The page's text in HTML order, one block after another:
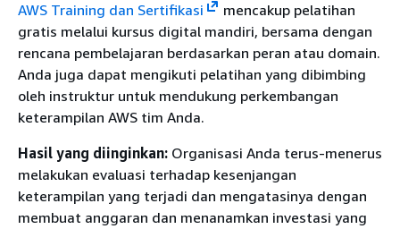
AWS Training dan Sertifikasi
mencakup pelatihan
gratis melalui kursus digital mandiri, bersama dengan
rencana pembelajaran berdasarkan peran atau domain.
Anda juga dapat mengikuti pelatihan yang dibimbing
oleh instruktur untuk mendukung perkembangan
keterampilan AWS tim Anda.
Hasil yang diinginkan: Organisasi Anda terus-menerus
melakukan evaluasi terhadap kesenjangan
keterampilan yang terjadi dan mengatasinya dengan
membuat anggaran dan menanamkan investasi yang